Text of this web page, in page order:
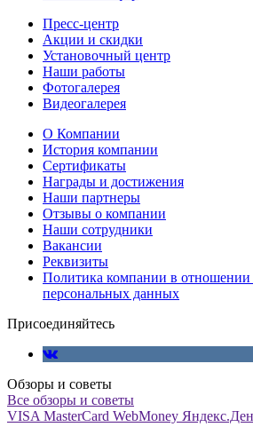
Пресс-центр
Акции и скидки
Установочный центр
Наши работы
Фотогалерея
Видеогалерея
О Компании
История компании
Сертификаты
Награды и достижения
Наши партнеры
Отзывы о компании
Наши сотрудники
Вакансии
Реквизиты
Политика компании в отношении
персональных данных
Присоединяйтесь
Обзоры и советы
Все обзоры и советы
VISA MasterCard WebMoney